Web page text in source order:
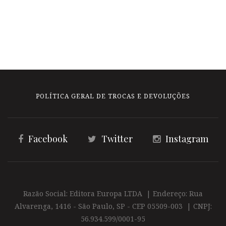
POLÍTICA GERAL DE TROCAS E DEVOLUÇÕES
Facebook Twitter Instagram
Razão Social: Editora Europa LTDA | Endereço: Rua
Alvarenga, 1416 - São Paulo, SP - CEP 05509-003 | CNPJ:
56.934.599/0001-95